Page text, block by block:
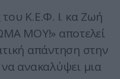
Κ.Ε.Φ. Ι. κα Ζωή
ΜΟΥ!» αποτελεί
απάντηση στην
ανακαλύψει μια